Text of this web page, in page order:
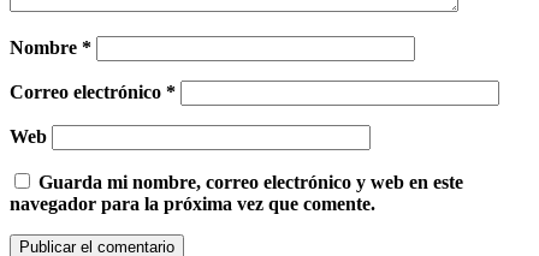
Nombre *
Correo electrónico *
Web
Guarda mi nombre, correo electrónico y web en este
navegador para la próxima vez que comente.